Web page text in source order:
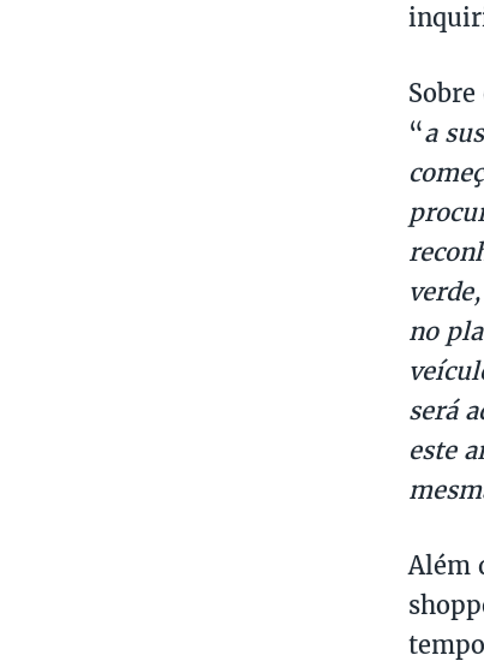
“a
no
será
este
Além